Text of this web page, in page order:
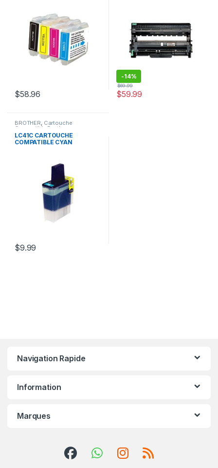
$58.96
-14%
$59.99
$69.99
BROTHER, Cartouche
Compatible Brother
LC41C CARTOUCHE
COMPATIBLE CYAN
$9.99
Navigation Rapide
Information
Marques